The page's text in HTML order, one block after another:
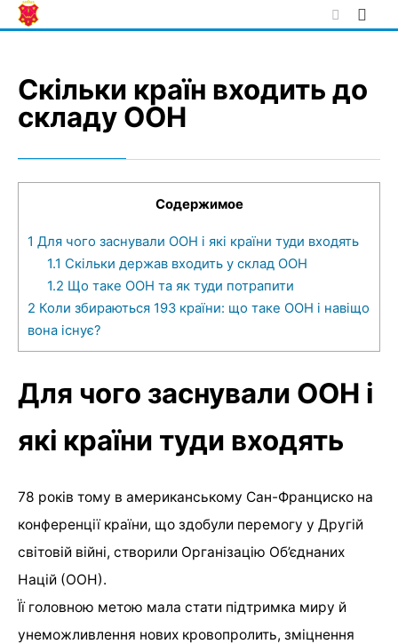
Skip
to
Скільки країн входить до
складу ООН
Содержимое
1 Для чого заснували ООН і які країни туди входять
1.1 Скільки держав входить у склад ООН
1.2 Що таке ООН та як туди потрапити
2 Коли збираються 193 країни: що таке ООН і навіщо
вона існує?
Для чого заснували ООН і
які країни туди входять
78 років тому в американському Сан-Франциско на
конференції країни, що здобули перемогу у Другій
світовій війні, створили Організацію Об’єднаних
Націй (ООН).
Її головною метою мала стати підтримка миру й
унеможливлення нових кровопролить, зміцнення